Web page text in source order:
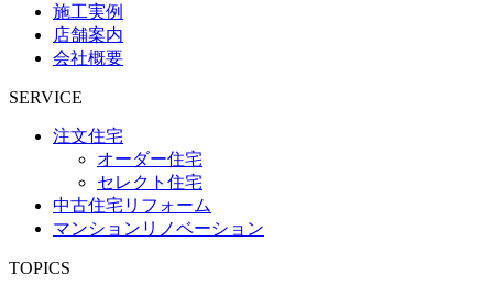
施工実例
店舗案内
会社概要
SERVICE
注文住宅
オーダー住宅
セレクト住宅
中古住宅リフォーム
マンションリノベーション
TOPICS